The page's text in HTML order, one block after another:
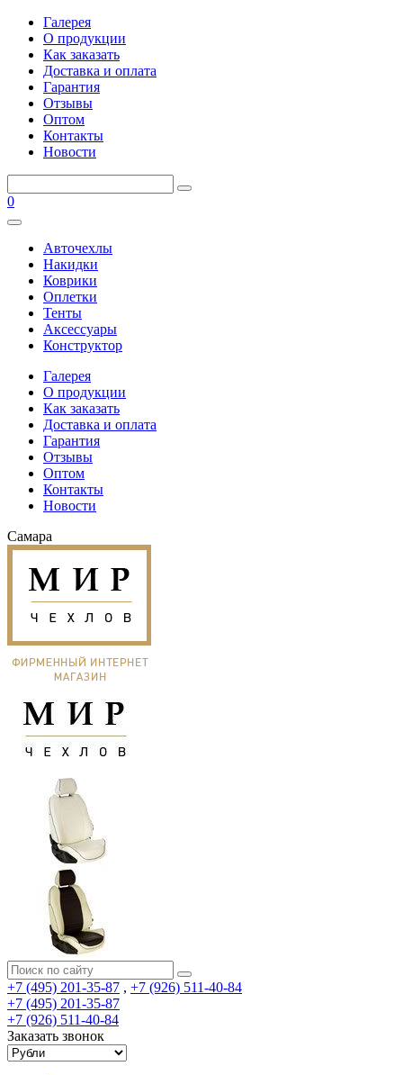
Галерея
О продукции
Как заказать
Доставка и оплата
Гарантия
Отзывы
Оптом
Контакты
Новости
0
Авточехлы
Накидки
Коврики
Оплетки
Тенты
Аксессуары
Конструктор
Галерея
О продукции
Как заказать
Доставка и оплата
Гарантия
Отзывы
Оптом
Контакты
Новости
Самара
+7 (495) 201-35-87 , +7 (926) 511-40-84
+7 (495) 201-35-87
+7 (926) 511-40-84
Заказать звонок